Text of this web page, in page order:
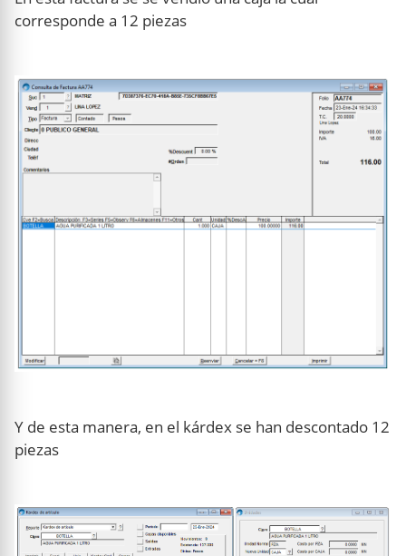
corresponde a 12 piezas
Y de esta manera, en el kárdex se han descontado 12
piezas